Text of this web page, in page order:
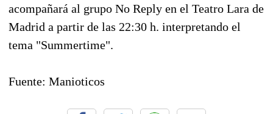
acompañará al grupo No Reply en el Teatro Lara de
Madrid a partir de las 22:30 h. interpretando el
tema "Summertime".
Fuente: Manioticos